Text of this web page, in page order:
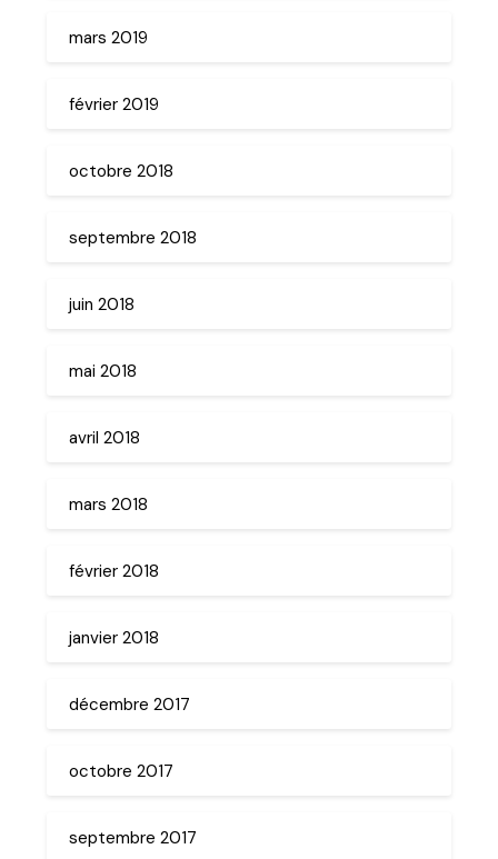
mars 2019
février 2019
octobre 2018
septembre 2018
juin 2018
mai 2018
avril 2018
mars 2018
février 2018
janvier 2018
décembre 2017
octobre 2017
septembre 2017